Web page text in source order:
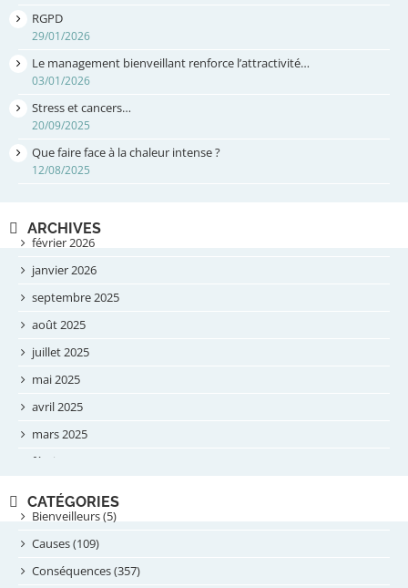
RGPD
29/01/2026
Le management bienveillant renforce l’attractivité…
03/01/2026
Stress et cancers…
20/09/2025
Que faire face à la chaleur intense ?
12/08/2025
ARCHIVES
février 2026
janvier 2026
septembre 2025
août 2025
juillet 2025
mai 2025
avril 2025
mars 2025
février 2025
septembre 2024
août 2024
juillet 2024
CATÉGORIES
Bienveilleurs (5)
Causes (109)
Conséquences (357)